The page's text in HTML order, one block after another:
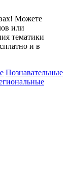
Можете
или
тематики
и в
Познавательные